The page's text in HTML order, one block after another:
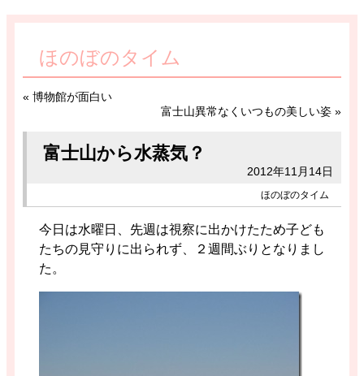
ほのぼのタイム
« 博物館が面白い
富士山異常なくいつもの美しい姿 »
富士山から水蒸気？
2012年11月14日
ほのぼのタイム
今日は水曜日、先週は視察に出かけたため子ども
たちの見守りに出られず、２週間ぶりとなりまし
た。